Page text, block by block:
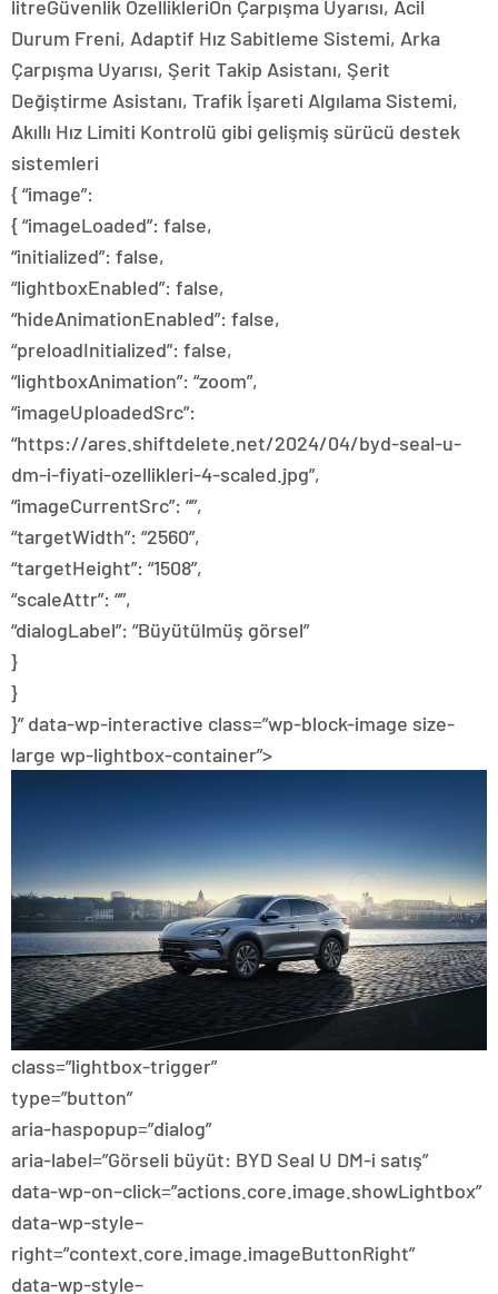
litreGüvenlik ÖzellikleriÖn Çarpışma Uyarısı, Acil
Durum Freni, Adaptif Hız Sabitleme Sistemi, Arka
Çarpışma Uyarısı, Şerit Takip Asistanı, Şerit
Değiştirme Asistanı, Trafik İşareti Algılama Sistemi,
Akıllı Hız Limiti Kontrolü gibi gelişmiş sürücü destek
sistemleri
{ “image”:
{ “imageLoaded”: false,
“initialized”: false,
“lightboxEnabled”: false,
“hideAnimationEnabled”: false,
“preloadInitialized”: false,
“lightboxAnimation”: “zoom”,
“imageUploadedSrc”:
“https://ares.shiftdelete.net/2024/04/byd-seal-u-
dm-i-fiyati-ozellikleri-4-scaled.jpg”,
“imageCurrentSrc”: “”,
“targetWidth”: “2560”,
“targetHeight”: “1508”,
“scaleAttr”: “”,
“dialogLabel”: “Büyütülmüş görsel”
}
}
}” data-wp-interactive class=”wp-block-image size-
large wp-lightbox-container”>
class=”lightbox-trigger”
type=”button”
aria-haspopup=”dialog”
aria-label=”Görseli büyüt: BYD Seal U DM-i satış”
data-wp-on–click=”actions.core.image.showLightbox”
data-wp-style–
right=”context.core.image.imageButtonRight”
data-wp-style–